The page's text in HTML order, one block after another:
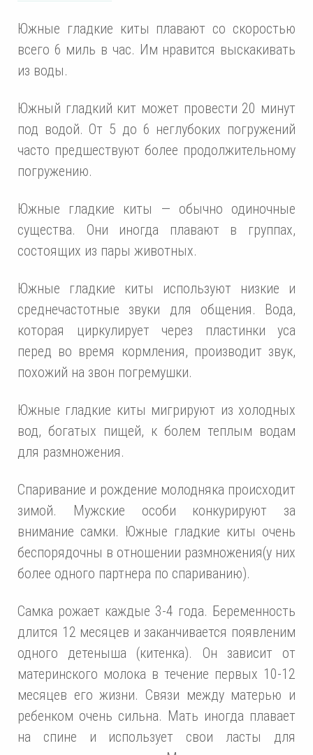
Южные гладкие киты плавают со скоростью
всего 6 миль в час. Им нравится выскакивать
из воды.
Южный гладкий кит может провести 20 минут
под водой. От 5 до 6 неглубоких погружений
часто предшествуют более продолжительному
погружению.
Южные гладкие киты — обычно одиночные
существа. Они иногда плавают в группах,
состоящих из пары животных.
Южные гладкие киты используют низкие и
среднечастотные звуки для общения. Вода,
которая циркулирует через пластинки уса
перед во время кормления, производит звук,
похожий на звон погремушки.
Южные гладкие киты мигрируют из холодных
вод, богатых пищей, к болем теплым водам
для размножения.
Спаривание и рождение молодняка происходит
зимой. Мужские особи конкурируют за
внимание самки. Южные гладкие киты очень
беспорядочны в отношении размножения(у них
более одного партнера по спариванию).
Самка рожает каждые 3-4 года. Беременность
длится 12 месяцев и заканчивается появленим
одного детеныша (китенка). Он зависит от
материнского молока в течение первых 10-12
месяцев его жизни. Связи между матерью и
ребенком очень сильна. Мать иногда плавает
на спине и использует свои ласты для